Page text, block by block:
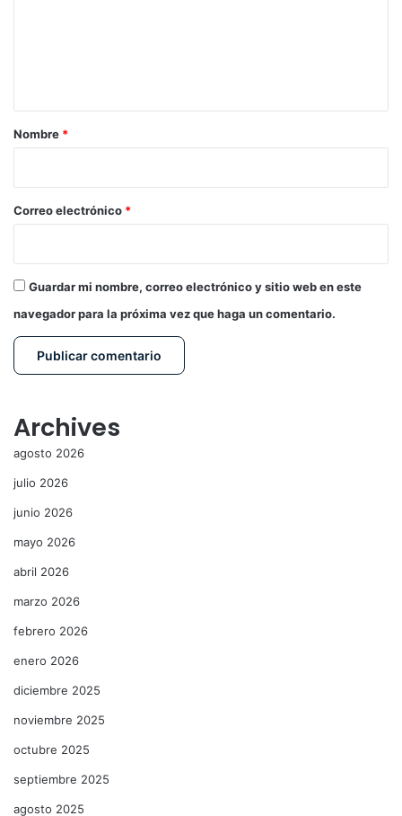
r
*
Nombre *
Correo electrónico *
Guardar mi nombre, correo electrónico y sitio web en este
navegador para la próxima vez que haga un comentario.
Archives
agosto 2026
julio 2026
junio 2026
mayo 2026
abril 2026
marzo 2026
febrero 2026
enero 2026
diciembre 2025
noviembre 2025
octubre 2025
septiembre 2025
agosto 2025